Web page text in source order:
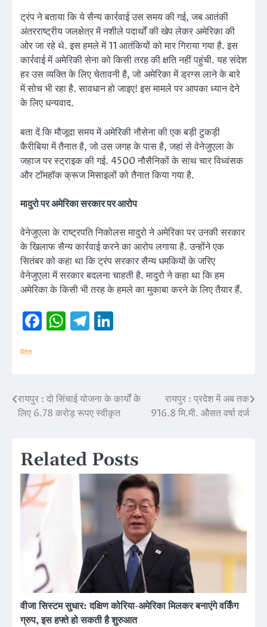
ट्रंप ने बताया कि ये सैन्य कार्रवाई उस समय की गई, जब आतंकी
अंतरराष्ट्रीय जलक्षेत्र में नशीले पदार्थों की खेप लेकर अमेरिका की
ओर जा रहे थे. इस हमले में 11 आतंकियों को मार गिराया गया है. इस
कार्रवाई में अमेरिकी सेना को किसी तरह की क्षति नहीं पहुंची. यह संदेश
हर उस व्यक्ति के लिए चेतावनी है, जो अमेरिका में ड्रग्स लाने के बारे
में सोच भी रहा है. सावधान हो जाइए! इस मामले पर आपका ध्यान देने
के लिए धन्यवाद.
बता दें कि मौजूदा समय में अमेरिकी नौसेना की एक बड़ी टुकड़ी
कैरीबिया में तैनात है, जो उस जगह के पास है, जहां से वेनेजुएला के
जहाज पर स्ट्राइक की गई. 4500 नौसैनिकों के साथ चार विध्वंसक
और टॉमहॉक क्रूज मिसाइलों को तैनात किया गया है.
मादुरो पर अमेरिका सरकार पर आरोप
वेनेजुएला के राष्ट्रपति निकोलस मादुरो ने अमेरिका पर उनकी सरकार
के खिलाफ सैन्य कार्रवाई करने का आरोप लगाया है. उन्होंने एक
सितंबर को कहा था कि ट्रंप सरकार सैन्य धमकियों के जरिए
वेनेजुएला में सरकार बदलना चाहती है. मादुरो ने कहा था कि हम
अमेरिका के किसी भी तरह के हमले का मुकाबा करने के लिए तैयार हैं.
Facebook
WhatsApp
Telegram
विदेश
Post
navigation
रायपुर : दो सिंचाई योजना के कार्यों के
लिए 6.78 करोड़ रूपए स्वीकृत
रायपुर : प्रदेश में अब तक
916.8 मि.मी. औसत वर्षा दर्ज
Related Posts
वीजा सिस्टम सुधार: दक्षिण कोरिया-अमेरिका मिलकर बनाएंगे वर्किंग
ग्रुप, इस हफ्ते हो सकती है शुरुआत